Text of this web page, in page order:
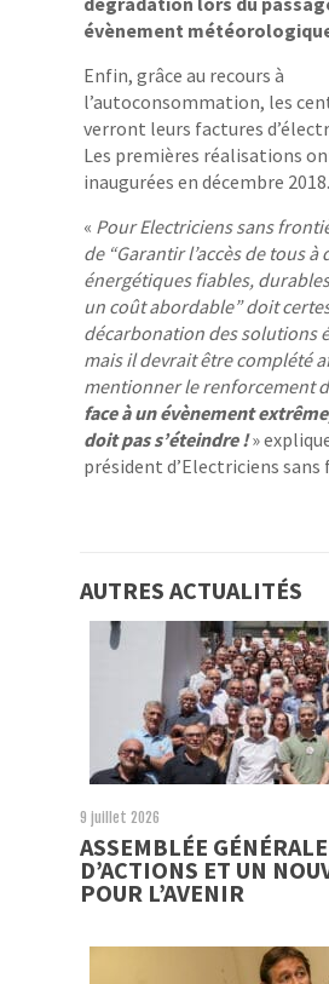
évènement
Enfin, grâce au recours à
l’autoconsommation, les
verront leurs factures
Les premières réalisations
inaugurées en décembre 2018.
« Pour Electriciens sans
de “Garantir l’accès de tous à
énergétiques fiables,
un coût abordable” doit
décarbonation des solutions
mais il devrait être complété
mentionner le renforcement
face à un évènement
doit pas s’éteindre !»
président d’Electriciens
AUTRES ACTUALITÉS
9 juillet 2026
ASSEMBLÉE
D’ACTIONS ET UN
POUR L’AVENIR